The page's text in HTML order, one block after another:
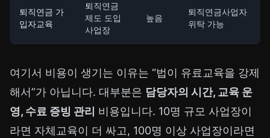
퇴직연금 가
입자교육
퇴직연금
제도 도입
사업장
높음
퇴직연금사업자
위탁 가능
여기서 비용이 생기는 이유는 “법이 유료교육을 강제
해서”가 아닙니다. 대부분은 담당자의 시간, 교육 운
영, 수료 증빙 관리 비용입니다. 10명 규모 사업장이
라면 자체교육이 더 싸고, 100명 이상 사업장이라면